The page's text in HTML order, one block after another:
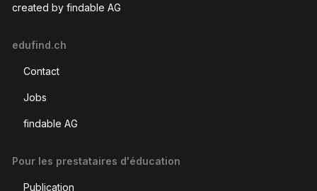
created by findable AG
edufind.ch
Contact
Jobs
findable AG
Pour les prestataires d'éducation
Publication